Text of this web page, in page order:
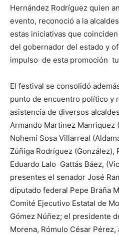
Hernández Rodríguez quien
evento, reconoció a la
estas iniciativas que
del gobernador del estado y
impulso de esta promoción
El festival se consolidó
punto de encuentro político y
asistencia de diversos
Armando Martínez Manríquez
Nohemí Sosa Villarreal
Zúñiga Rodríguez (González),
Eduardo Lalo Gattás Báez,
presentes el senador José
diputado federal Pepe Braña
Comité Ejecutivo Estatal de
Gómez Núñez; el presidente
Morena, Rómulo César